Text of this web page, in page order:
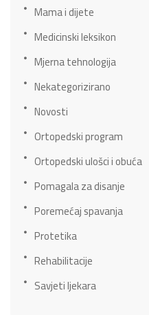
Mama i dijete
Medicinski leksikon
Mjerna tehnologija
Nekategorizirano
Novosti
Ortopedski program
Ortopedski ulošci i obuća
Pomagala za disanje
Poremećaj spavanja
Protetika
Rehabilitacije
Savjeti ljekara